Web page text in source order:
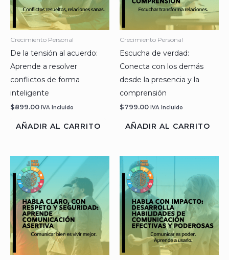
Crecimiento Personal
De la tensión al acuerdo:
Aprende a resolver
conflictos de forma
inteligente
$899.00 IVA Incluido
AÑADIR AL CARRITO
Crecimiento Personal
Escucha de verdad:
Conecta con los demás
desde la presencia y la
comprensión
$799.00 IVA Incluido
AÑADIR AL CARRITO